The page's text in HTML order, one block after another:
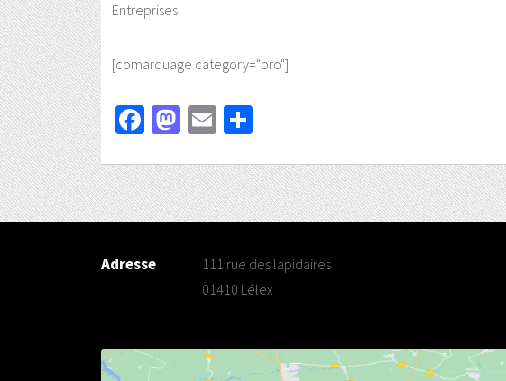
Entreprises
[comarquage category="pro"]
Facebook
Mastodon
Email
Adresse
111 rue des lapidaires
01410 Lélex